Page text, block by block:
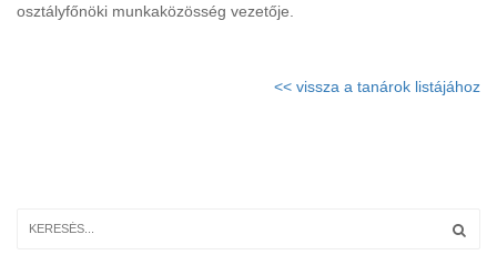
osztályfőnöki munkaközösség vezetője.
<< vissza a tanárok listájához